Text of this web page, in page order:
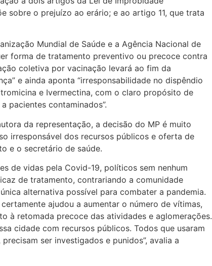
sobre o prejuízo ao erário; e ao artigo 11, que trata
Mundial de Saúde e a Agência Nacional de
forma de tratamento preventivo ou precoce contra
coletiva por vacinação levará ao fim da
e ainda aponta “irresponsabilidade no dispêndio
e Ivermectina, com o claro propósito de
pacientes contaminados”.
da representação, a decisão do MP é muito
irresponsável dos recursos públicos e oferta de
e o secretário de saúde.
de vidas pela Covid-19, políticos sem nenhum
de tratamento, contrariando a comunidade
alternativa possível para combater a pandemia.
ajudou a aumentar o número de vítimas,
à retomada precoce das atividades e aglomerações.
cidade com recursos públicos. Todos que usaram
ser investigados e punidos”, avalia a